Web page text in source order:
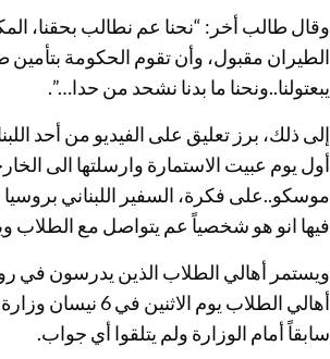
وقال طالب أخر: “نحنا عم نطالب بحقنا،
الطيران مقبول، وأن تقوم الحكومة بتأمين
يبعتولنا..ونحنا ما بدنا نشحد من حدا…”.
إلى ذلك، برز تعليق على الفيديو من أحد
أول يوم عبيت الاستمارة وارسلتها الى
موسكو..على فكرة، السفير اللبناني
فيها انو هو شخصياً عم يتواصل مع الطلاب
ويستمر أهالي الطلاب الذين يدرسون في
أهالي الطلاب
سابقاً أمام الوزارة ولم يتلقوا أي جواب.